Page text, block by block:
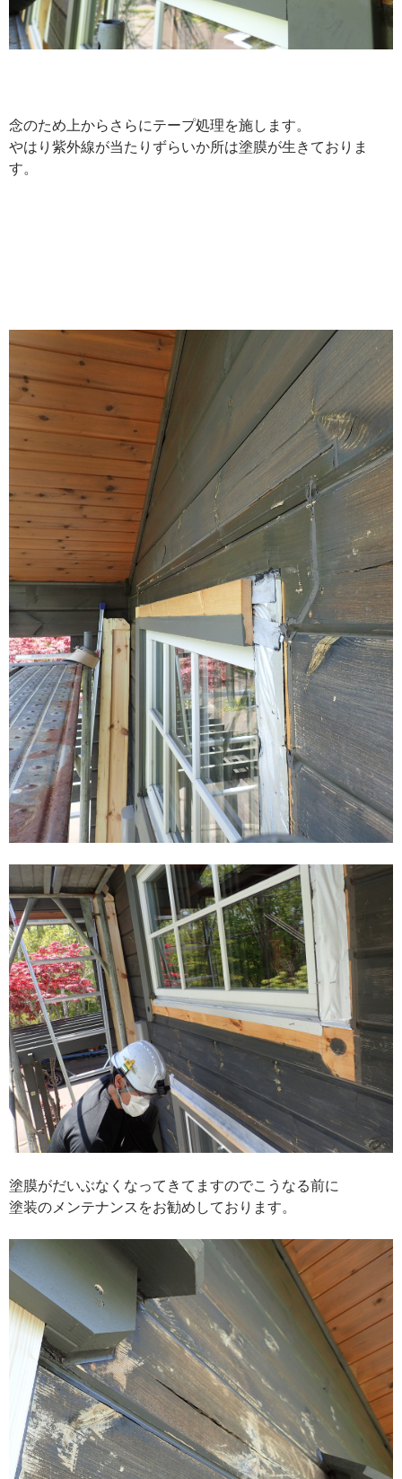
念のため上からさらにテープ処理を施します。
やはり紫外線が当たりずらいか所は塗膜が生きておりま
す。
塗膜がだいぶなくなってきてますのでこうなる前に
塗装のメンテナンスをお勧めしております。